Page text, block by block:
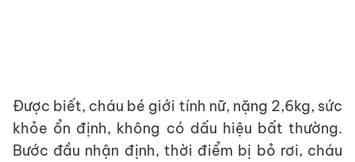
Được biết, cháu bé giới tính nữ, nặng 2,6kg, sức
khỏe ổn định, không có dấu hiệu bất thường.
Bước đầu nhận định, thời điểm bị bỏ rơi, cháu